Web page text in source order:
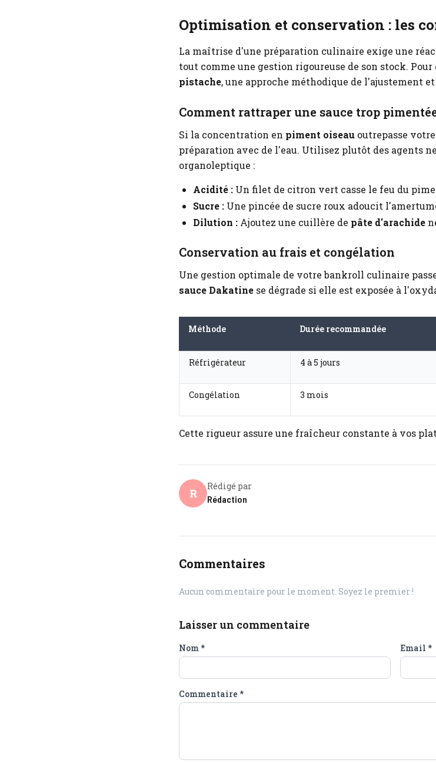
Optimisation et conservation : les
La maîtrise d'une préparation culinaire exige une
tout comme une gestion rigoureuse de son stock.
pistache, une approche méthodique de l'ajustement
Comment rattraper une sauce trop
Si la concentration en piment oiseau outrepasse
préparation avec de l'eau. Utilisez plutôt des agents
organoleptique :
Acidité : Un filet de citron vert casse le feu du
Sucre : Une pincée de sucre roux adoucit
Dilution : Ajoutez une cuillère de pâte d'arachide
Conservation au frais et congélation
Une gestion optimale de votre bankroll culinaire
sauce Dakatine se dégrade si elle est exposée à
Méthode Durée recommandée
Réfrigérateur 4 à 5 jours
Congélation 3 mois
Cette rigueur assure une fraîcheur constante à vos
R
Rédigé par
Rédaction
Commentaires
Aucun commentaire pour le moment. Soyez le premier !
Laisser un commentaire
Nom* Email *
Commentaire *